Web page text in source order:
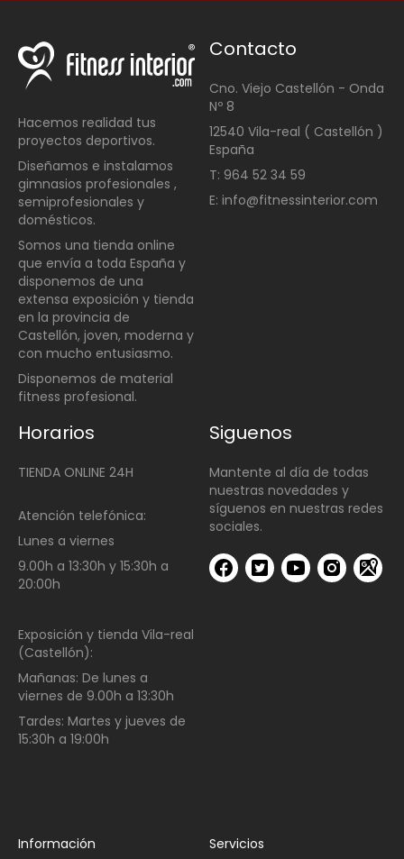
Hacemos realidad tus
proyectos deportivos.
Diseñamos e instalamos
gimnasios profesionales ,
semiprofesionales y
domésticos.
Somos una tienda online
que envía a toda España y
disponemos de una
extensa exposición y tienda
en la provincia de
Castellón, joven, moderna y
con mucho entusiasmo.
Disponemos de material
fitness profesional.
Contacto
Cno. Viejo Castellón - Onda
Nº 8
12540 Vila-real ( Castellón )
España
T: 964 52 34 59
E: info@fitnessinterior.com
Horarios
TIENDA ONLINE 24H
Atención telefónica:
Lunes a viernes
9.00h a 13:30h y 15:30h a
20:00h
Exposición y tienda Vila-real
(Castellón):
Mañanas: De lunes a
viernes de 9.00h a 13:30h
Tardes: Martes y jueves de
15:30h a 19:00h
Siguenos
Mantente al día de todas
nuestras novedades y
síguenos en nuestras redes
sociales.
Información Servicios